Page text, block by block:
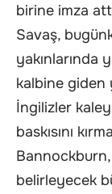
birine imza
Savaş,
yakınlarında
kalbine
İngilizler
baskısını
belirleyecek